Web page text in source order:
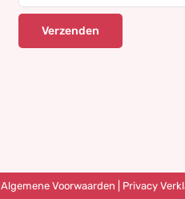
Algemene Voorwaarden Privacy